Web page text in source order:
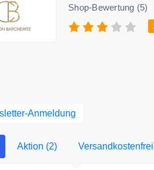
Shop-Bewertung (5)
Anmeldung
Aktion (2)